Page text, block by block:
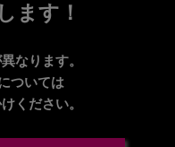
ます！
なります。
ついては
ください。